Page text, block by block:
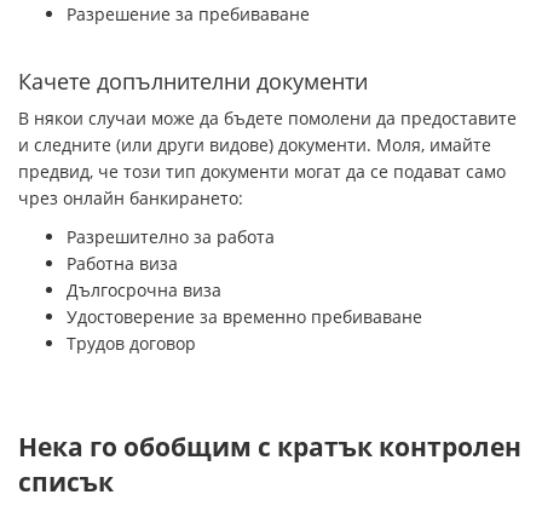
Разрешение за пребиваване
Качете допълнителни документи
В някои случаи може да бъдете помолени да предоставите
и следните (или други видове) документи. Моля, имайте
предвид, че този тип документи могат да се подават само
чрез онлайн банкирането:
Разрешително за работа
Работна виза
Дългосрочна виза
Удостоверение за временно пребиваване
Трудов договор
Нека го обобщим с кратък контролен
списък